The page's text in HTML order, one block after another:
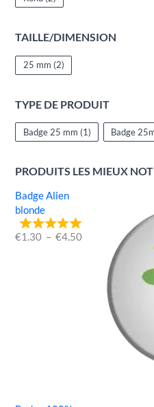
TAILLE/DIMENSION
25 mm (2)
TYPE DE PRODUIT
Badge 25 mm (1) Badge
PRODUITS LES MIEUX
Badge Alien
blonde
€1.30 – €4.50